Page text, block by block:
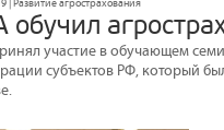
обучил
участие в обучающем
субъектов РФ, который